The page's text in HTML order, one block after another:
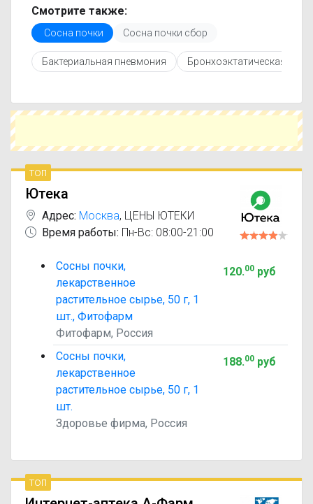
только актуальные данные.
Перед покупкой рекомендуется ознакомиться с
инструкцией по применению, показаниями и
противопоказаниями. При необходимости вы
можете подобрать аналоги Сосна почки с
Чтобы купить Сосна почки в ближайшей аптеке,
укажите свой город и сравните предложения.
оптимальный вариант по цене и наличию.
Смотрите также:
Сосна почки Сосна почки сбор
Бактериальная пневмония Бронхоэктатическая
топ
Ютека
Адрес: Москва, ЦЕНЫ ЮТЕКИ
Время работы: Пн-Вс: 08:00-21:00
Сосны почки,
лекарственное
растительное сырье, 50 г, 1
шт., Фитофарм
Фитофарм, Россия
120.00руб
Сосны почки,
лекарственное
растительное сырье, 50 г, 1
шт.
Здоровье фирма, Россия
188.00руб
топ